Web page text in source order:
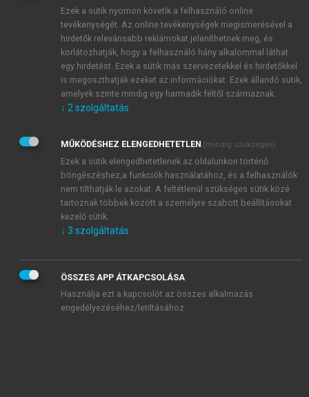
JELSZÓ ÚJRA
Kérek értesítést a MeRSZ újdonságairól, akcióiról.
Kérek értesítést az Akadémiai Kiadó Zrt. újdonságairól,
Adatkezelési tájékoztatóbanfoglaltakat tudomásul
veszem és elfogadom.
Általános vásárlási feltételeket, valamint a szotar.netés a
mersz.huoldalak licencszerződéseiben foglaltakat
tudomásul veszem és elfogadom.
KIPRÓBÁLOM
Ezek a sütik nyomon követik a felhasználó online
tevékenységét. Az online tevékenységek megismerésével a
hirdetők relevánsabb reklámokat jeleníthetnek meg, és
korlátozhatják, hogy a felhasználó hány alkalommal láthat
egy hirdetést. Ezek a sütik más szervezetekkel és hirdetőkkel
is megoszthatják ezeket az információkat. Ezek állandó sütik,
amelyek szinte mindig egy harmadik féltől származnak.
↓ 2 szolgáltatás
MŰKÖDÉSHEZ ELENGEDHETETLEN (mindig szükséges)
Ezek a sütik elengedhetetlenek az oldalunkon történő
böngészéshez,a funkciók használatához, és a felhasználók
nem tilthatják le azokat. A feltétlenül szükséges sütik közé
tartoznak többek között a személyre szabott beállításokat
kezelő sütik.
↓ 3 szolgáltatás
ÖSSZES APP ÁTKAPCSOLÁSA
Használja ezt a kapcsolót az összes alkalmazás
engedélyezéséhez/letiltásához.